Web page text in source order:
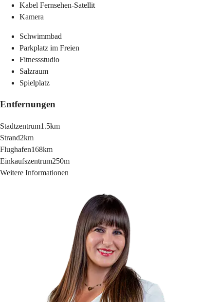
Kabel Fernsehen-Satellit
Kamera
Schwimmbad
Parkplatz im Freien
Fitnessstudio
Salzraum
Spielplatz
Entfernungen
Stadtzentrum1.5km
Strand2km
Flughafen168km
Einkaufszentrum250m
Weitere Informationen